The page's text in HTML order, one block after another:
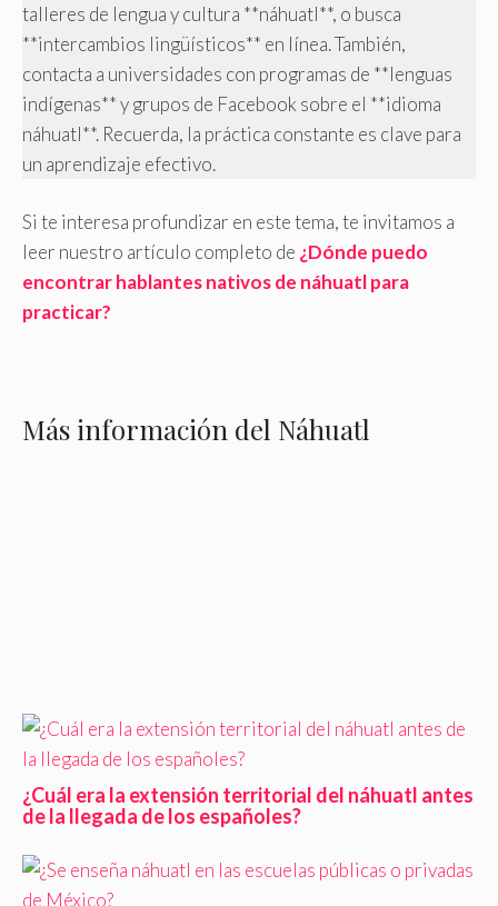
talleres de lengua y cultura **náhuatl**, o busca
**intercambios lingüísticos** en línea. También,
contacta a universidades con programas de **lenguas
indígenas** y grupos de Facebook sobre el **idioma
náhuatl**. Recuerda, la práctica constante es clave para
un aprendizaje efectivo.
Si te interesa profundizar en este tema, te invitamos a
leer nuestro artículo completo de ¿Dónde puedo
encontrar hablantes nativos de náhuatl para
practicar?
Más información del Náhuatl
¿Cuál era la extensión territorial del náhuatl antes
de la llegada de los españoles?